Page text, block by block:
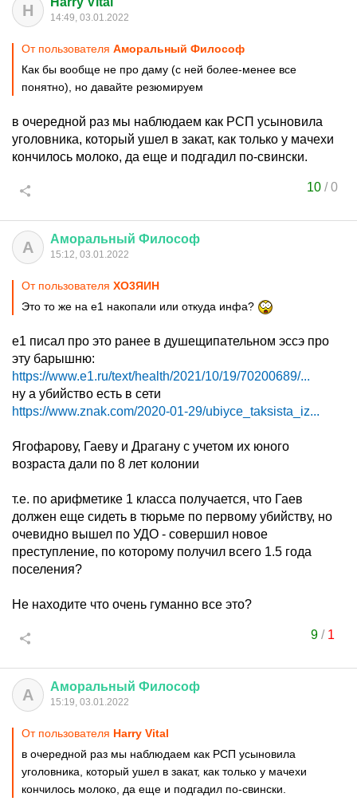
H 14:49, 03.01.2022
От пользователя Аморальный Философ
Как бы вообще не про даму (с ней более-менее все
понятно), но давайте резюмируем
в очередной раз мы наблюдаем как РСП усыновила
уголовника, который ушел в закат, как только у мачехи
кончилось молоко, да еще и подгадил по-свински.
10 /0
А Аморальный Философ
15:12, 03.01.2022
От пользователя XО3ЯИH
Это то же на е1 накопали или откуда инфа?
е1 писал про это ранее в душещипательном эссэ про
эту барышню:
https://www.e1.ru/text/health/2021/10/19/70200689/...
ну а убийство есть в сети
https://www.znak.com/2020-01-29/ubiyce_taksista_iz...
Ягофарову, Гаеву и Драгану с учетом их юного
возраста дали по 8 лет колонии
т.е. по арифметике 1 класса получается, что Гаев
должен еще сидеть в тюрьме по первому убийству, но
очевидно вышел по УДО - совершил новое
преступление, по которому получил всего 1.5 года
поселения?
Не находите что очень гуманно все это?
9/ 1
А Аморальный Философ
15:19, 03.01.2022
От пользователя Harry Vital
в очередной раз мы наблюдаем как РСП усыновила
уголовника, который ушел в закат, как только у мачехи
кончилось молоко, да еще и подгадил по-свински.